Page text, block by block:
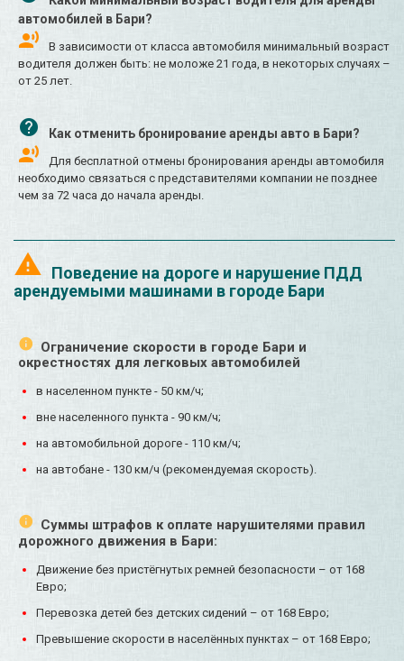
автомобилей в Бари?
В зависимости от класса автомобиля минимальный возраст
водителя должен быть: не моложе 21 года, в некоторых случаях –
от 25 лет.
Как отменить бронирование аренды авто в Бари?
Для бесплатной отмены бронирования аренды автомобиля
необходимо связаться с представителями компании не позднее
чем за 72 часа до начала аренды.
Поведение на дороге и нарушение ПДД
арендуемыми машинами в городе Бари
Ограничение скорости в городе Бари и
окрестностях для легковых автомобилей
в населенном пункте - 50 км/ч;
вне населенного пункта - 90 км/ч;
на автомобильной дороге - 110 км/ч;
на автобане - 130 км/ч (рекомендуемая скорость).
Суммы штрафов к оплате нарушителями правил
дорожного движения в Бари:
Движение без пристёгнутых ремней безопасности – от 168
Евро;
Перевозка детей без детских сидений – от 168 Евро;
Превышение скорости в населённых пунктах – от 168 Евро;